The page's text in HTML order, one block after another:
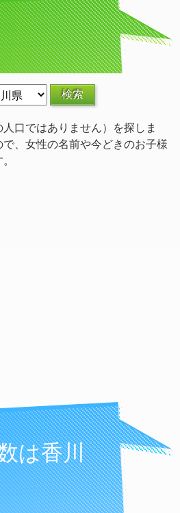
口ではありません）を探しま
、女性の名前や今どきのお子様
は香川